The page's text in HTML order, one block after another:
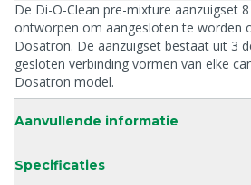
De Di-O-Clean pre-mixture aanzuigset
ontworpen om aangesloten te worden
Dosatron. De aanzuigset bestaat uit 3
gesloten verbinding vormen van elke
Dosatron model.
Aanvullende informatie
Specificaties